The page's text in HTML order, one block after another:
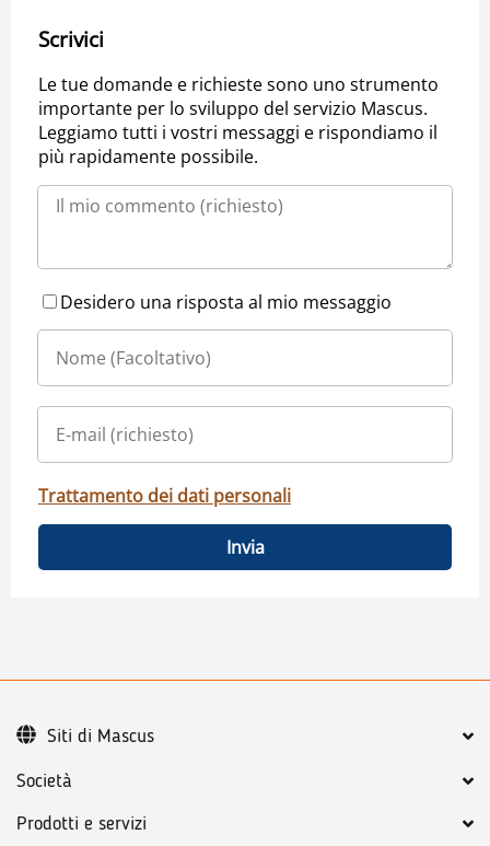
Scrivici
Le tue domande e richieste sono uno strumento
importante per lo sviluppo del servizio Mascus.
Leggiamo tutti i vostri messaggi e rispondiamo il
più rapidamente possibile.
Desidero una risposta al mio messaggio
Trattamento dei dati personali
Invia
Società
Prodotti e servizi
Siti di Mascus